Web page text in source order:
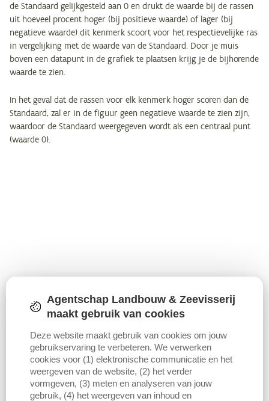
de Standaard gelijkgesteld aan 0 en drukt de waarde bij de rassen
uit hoeveel procent hoger (bij positieve waarde) of lager (bij
negatieve waarde) dit kenmerk scoort voor het respectievelijke ras
in vergelijking met de waarde van de Standaard. Door je muis
boven een datapunt in de grafiek te plaatsen krijg je de bijhorende
waarde te zien.
In het geval dat de rassen voor elk kenmerk hoger scoren dan de
Standaard, zal er in de figuur geen negatieve waarde te zien zijn,
waardoor de Standaard weergegeven wordt als een centraal punt
(waarde 0).
Agentschap Landbouw & Zeevisserij
maakt gebruik van cookies
Deze website maakt gebruik van cookies om jouw
gebruikservaring te verbeteren. We verwerken
cookies voor (1) elektronische communicatie en het
weergeven van de website, (2) het verder
vormgeven, (3) meten en analyseren van jouw
gebruik, (4) het weergeven van inhoud en